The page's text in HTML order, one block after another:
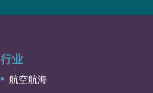
行业
航空航海